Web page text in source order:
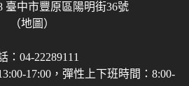
臺中市豐原區陽明街36號
（地圖）
：04-22289111
17:00，彈性上下班時間：8:00-